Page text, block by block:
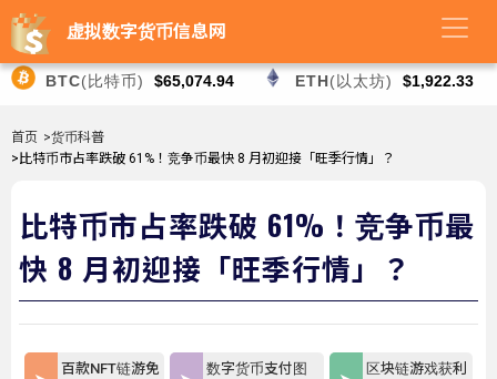
虚拟数字货币信息网
BTC(比特币) $65,074.94 ETH(以太坊) $1,922.33
首页 >货币科普
>比特币市占率跌破 61%！竞争币最快 8 月初迎接「旺季行情」？
比特币市占率跌破 61%！竞争币最
快 8 月初迎接「旺季行情」？
百款NFT链游免
数字货币支付图
区块链游戏获利